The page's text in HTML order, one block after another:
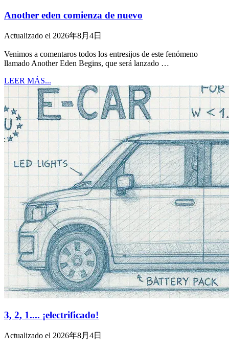
Another eden comienza de nuevo
Actualizado el 2026年8月4日
Venimos a comentaros todos los entresijos de este fenómeno
llamado Another Eden Begins, que será lanzado …
LEER MÁS...
3, 2, 1.... ¡electrificado!
Actualizado el 2026年8月4日